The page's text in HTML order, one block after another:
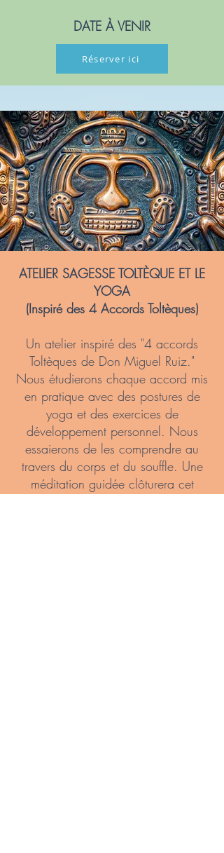
DATE À VENIR
Réserver ici
ATELIER SAGESSE TOLTÈQUE ET LE
YOGA
(Inspiré des 4 Accords Toltèques)
Un atelier inspiré des "4 accords
Toltèques de Don Miguel Ruiz."
Nous étudierons chaque accord mis
en pratique avec des postures de
yoga et des exercices de
développement personnel. Nous
essaierons de les comprendre au
travers du corps et du souffle. Une
méditation guidée clôturera cet